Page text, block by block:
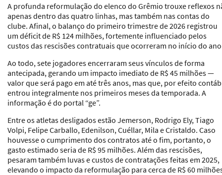
A profunda reformulação do elenco do Grêmio trouxe reflexos
apenas dentro das quatro linhas, mas também nas contas do
clube. Afinal, o balanço do primeiro trimestre de 2026 registrou
um déficit de R$ 124 milhões, fortemente influenciado pelos
custos das rescisões contratuais que ocorreram no início do
Ao todo, sete jogadores encerraram seus vínculos de forma
antecipada, gerando um impacto imediato de R$ 45 milhões —
valor que será pago em até três anos, mas que, por efeito
entrou integralmente nos primeiros meses da temporada. A
informação é do portal “ge”.
Entre os atletas desligados estão Jemerson, Rodrigo Ely, Tiago
Volpi, Felipe Carballo, Edenilson, Cuéllar, Mila e Cristaldo. Caso
houvesse o cumprimento dos contratos até o fim, portanto, o
gasto estimado seria de R$ 95 milhões. Além das rescisões,
pesaram também luvas e custos de contratações feitas em 2025,
elevando o impacto da reformulação para cerca de R$ 60